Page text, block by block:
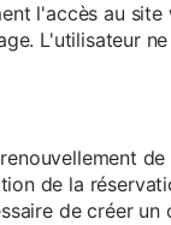
l'accès au
L'utilisateur
de la
de créer un